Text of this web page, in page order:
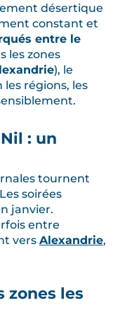
désertique
constant et
entre le
les zones
), le
régions, les
: un
tournent
soirées
janvier.
entre
vers Alexandrie,
zones les